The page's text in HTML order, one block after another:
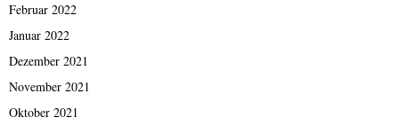
Februar 2022
Januar 2022
Dezember 2021
November 2021
Oktober 2021